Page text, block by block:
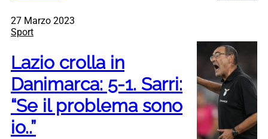
27 Marzo 2023
Sport
Lazio crolla in
Danimarca: 5-1. Sarri:
“Se il problema sono
io..”